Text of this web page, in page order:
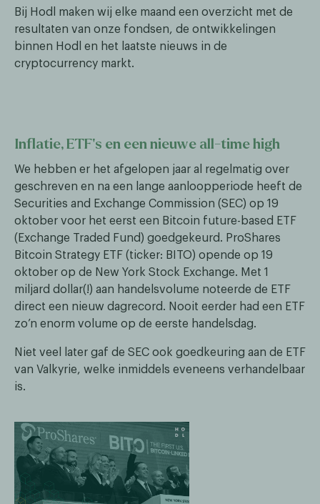
Bij Hodl maken wij elke maand een overzicht met de
resultaten van onze fondsen, de ontwikkelingen
binnen Hodl en het laatste nieuws in de
cryptocurrency markt.
Inflatie, ETF’s en een nieuwe all-time high
We hebben er het afgelopen jaar al regelmatig over
geschreven en na een lange aanloopperiode heeft de
Securities and Exchange Commission (SEC) op 19
oktober voor het eerst een Bitcoin future-based ETF
(Exchange Traded Fund) goedgekeurd. ProShares
Bitcoin Strategy ETF (ticker: BITO) opende op 19
oktober op de New York Stock Exchange. Met 1
miljard dollar(!) aan handelsvolume noteerde de ETF
direct een nieuw dagrecord. Nooit eerder had een ETF
zo’n enorm volume op de eerste handelsdag.
Niet veel later gaf de SEC ook goedkeuring aan de ETF
van Valkyrie, welke inmiddels eveneens verhandelbaar
is.